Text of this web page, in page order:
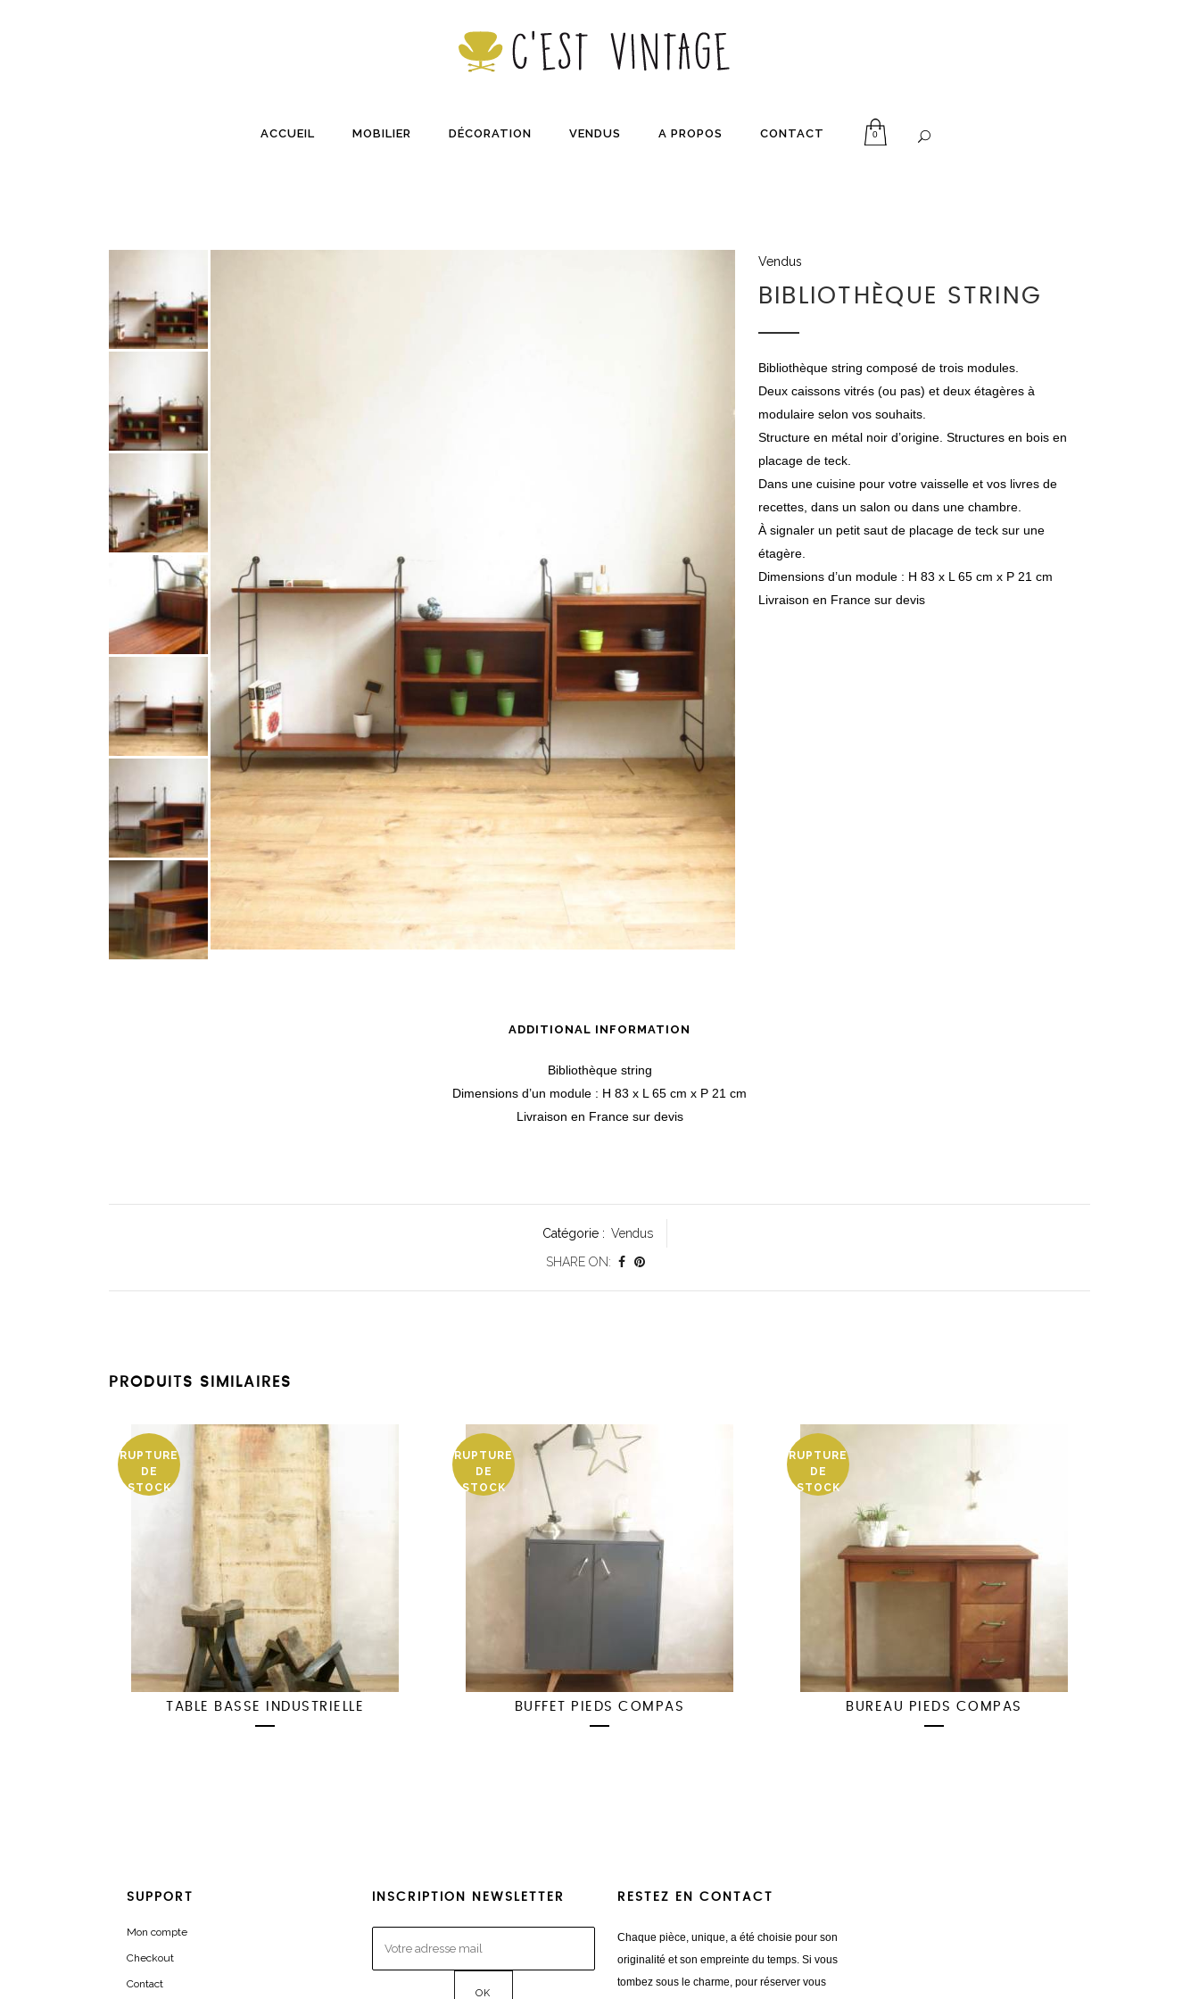
ACCUEIL MOBILIER DÉCORATION VENDUS A PROPOS CONTACT 0
Vendus
BIBLIOTHÈQUE STRING
Bibliothèque string composé de trois modules.
Deux caissons vitrés (ou pas) et deux étagères à
modulaire selon vos souhaits.
Structure en métal noir d’origine. Structures en bois en
placage de teck.
Dans une cuisine pour votre vaisselle et vos livres de
recettes, dans un salon ou dans une chambre.
À signaler un petit saut de placage de teck sur une
étagère.
Dimensions d’un module : H 83 x L 65 cm x P 21 cm
Livraison en France sur devis
ADDITIONAL INFORMATION
Bibliothèque string
Dimensions d’un module : H 83 x L 65 cm x P 21 cm
Livraison en France sur devis
Catégorie : Vendus
SHARE ON:
PRODUITS SIMILAIRES
RUPTURE
DE
STOCK
TABLE BASSE INDUSTRIELLE
RUPTURE
DE
STOCK
BUFFET PIEDS COMPAS
RUPTURE
DE
STOCK
BUREAU PIEDS COMPAS
SUPPORT
Mon compte
Checkout
Contact
INSCRIPTION NEWSLETTER RESTEZ EN CONTACT
Chaque pièce, unique, a été choisie pour son
originalité et son empreinte du temps. Si vous
tombez sous le charme, pour réserver vous